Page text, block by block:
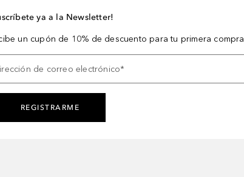
ya a la Newsletter!
un cupón de 10% de descuento para tu primera compra
de correo electrónico*
REGISTRARME